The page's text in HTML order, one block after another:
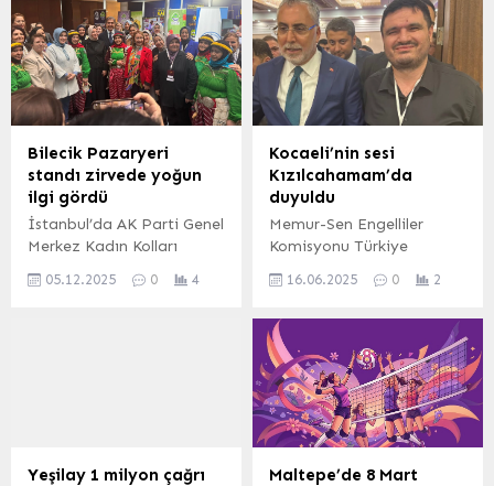
modern park projelerini
hayata geçirmeye devam
ediyor. Bu kapsamda
yapımı süren Demirtaş
İsmet Kutlay Parkı ile yeni
inşa edilen Ovaakça
Çeşmebaşı Parkı,
tamamlandığında bölge
halkına konforlu ve estetik
yaşam alanları sunacak.
BURSA (İGFA) –
Osmangazi...
ve Bahçeler ile Temizlik
işleri müdürlüğünde
çalışanlar için mesai
saatlerini yeniden
düzenlendi. Alanda çalışan
personel 05:00-12:00
saatleri arasında
çalışacak. İZMİR (İGFA) –
Son günlerde yaşanan
hava sıcaklıklarının
artması nedeniyle
çalışanların sağlığını göz
önünde bulunduran
Fen işleri,...
Bilecik Pazaryeri
standı zirvede yoğun
ilgi gördü
İstanbul’da AK Parti Genel
Merkez Kadın Kolları
“Kadınla Yükselen Şehirler”
Tekin’in öncülüğünde
05.12.2025 0 4
Kocaeli’nin sesi
Kızılcahamam’da
duyuldu
Memur-Sen Engelliler
Komisyonu Türkiye
Sosyal Güvenlik Bakanı
katılımıyla Ankara
Kızılcahamam’da
gerçekleştirildi.
16.06.2025 0 2
Yeşilay 1 milyon çağrı
Maltepe’de 8 Mart